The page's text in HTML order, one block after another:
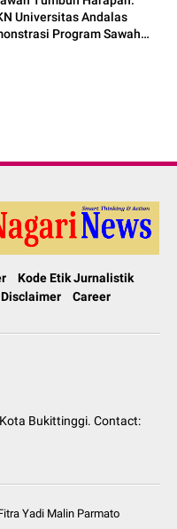
Universitas Andalas
Program Sawah
Jorong Bayua
Kode Etik Jurnalistik
Disclaimer Career
Bukittinggi. Contact:
Yadi Malin Parmato